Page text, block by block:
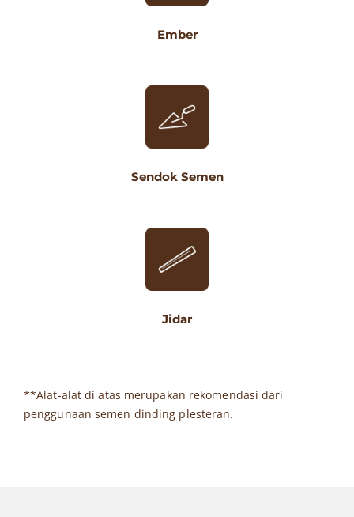
Ember
Sendok Semen
Jidar
**Alat-alat di atas merupakan rekomendasi dari
penggunaan semen dinding plesteran.